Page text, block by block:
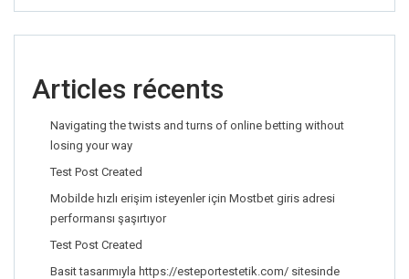
Articles récents
Navigating the twists and turns of online betting without
losing your way
Test Post Created
Mobilde hızlı erişim isteyenler için Mostbet giris adresi
performansı şaşırtıyor
Test Post Created
Basit tasarımıyla https://esteportestetik.com/ sitesinde